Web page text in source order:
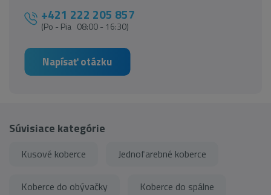
+421 222 205 857
(Po - Pia 08:00 - 16:30)
Napísať otázku
Súvisiace kategórie
Kusové koberce Jednofarebné koberce
Koberce do obývačky Koberce do spálne